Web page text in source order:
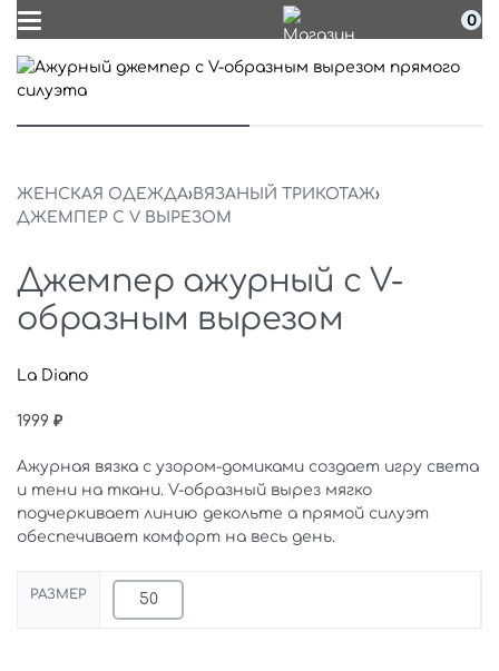
0
ЖЕНСКАЯ ОДЕЖДА›ВЯЗАНЫЙ ТРИКОТАЖ›
ДЖЕМПЕР С V ВЫРЕЗОМ
Джемпер ажурный с V-
образным вырезом
La Diano
1999 ₽
Ажурная вязка с узором-домиками создает игру света
и тени на ткани. V-образный вырез мягко
подчеркивает линию декольте а прямой силуэт
обеспечивает комфорт на весь день.
РАЗМЕР 50